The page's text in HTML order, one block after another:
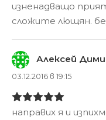
изненадващо
сложите лющян.
Алексей
03.12.2016 в 19:15
направих я и